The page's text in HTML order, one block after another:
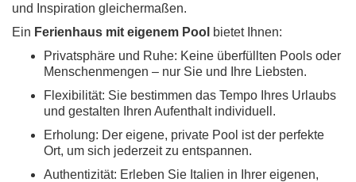
und Inspiration gleichermaßen.
Ein Ferienhaus mit eigenem Pool bietet Ihnen:
Privatsphäre und Ruhe: Keine überfüllten Pools oder
Menschenmengen – nur Sie und Ihre Liebsten.
Flexibilität: Sie bestimmen das Tempo Ihres Urlaubs
und gestalten Ihren Aufenthalt individuell.
Erholung: Der eigene, private Pool ist der perfekte
Ort, um sich jederzeit zu entspannen.
Authentizität: Erleben Sie Italien in Ihrer eigenen,